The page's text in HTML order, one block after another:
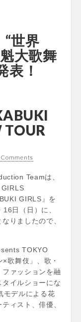
世界
大歌舞
表！
TOUR
Teamは、
GIRLS』を
日（日）に、
りましたので、
TOKYO
歌舞伎」、歌・
ァッションを融
イルショーにな
モデルによる花
ィスト、俳優、